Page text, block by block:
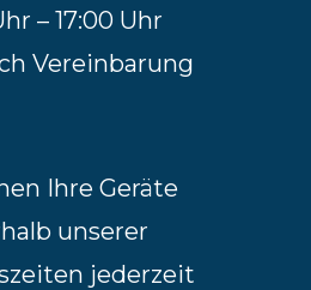
– 17:00 Uhr
Vereinbarung
Ihre Geräte
unserer
jederzeit